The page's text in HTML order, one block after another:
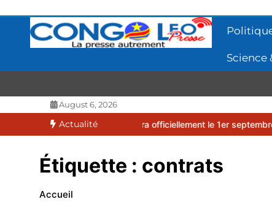
contenu
Science
CONGOLEO
La presse autrement
August 6, 2026
Actualité
2027 débutera officiellement le 1er septembre 2026
Étiquette : contrats
Accueil